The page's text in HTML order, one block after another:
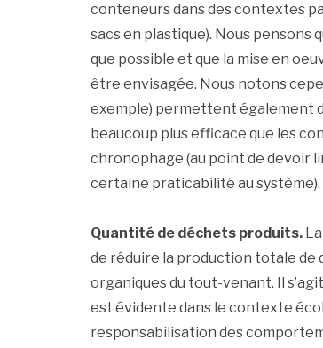
conteneurs dans des contextes
sacs en plastique). Nous
que possible et que la mise en
être envisagée. Nous notons
exemple) permettent également
beaucoup plus efficace que les
chronophage (au point de devoir
certaine praticabilité au système).
Quantité de déchets produits.
de réduire la production totale de
organiques du tout-venant. Il
est évidente dans le contexte
responsabilisation des